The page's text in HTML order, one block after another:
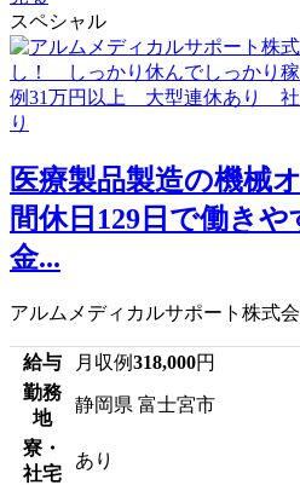
スペシャル
医療製品製造の機械
間休日129日で働き
金...
アルムメディカルサポート株式
給与 月収例318,000円
勤務
地
静岡県 富士宮市
寮・
社宅
あり